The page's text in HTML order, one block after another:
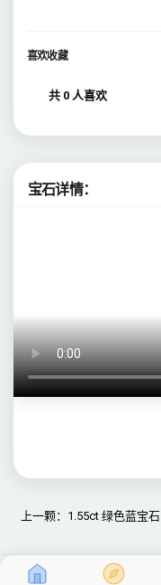
喜欢收藏
共 0 人喜欢
宝石详情：
上一颗：1.55ct 绿色蓝宝石